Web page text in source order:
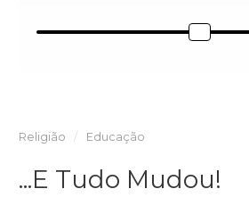
Religião Educação
...E Tudo Mudou!